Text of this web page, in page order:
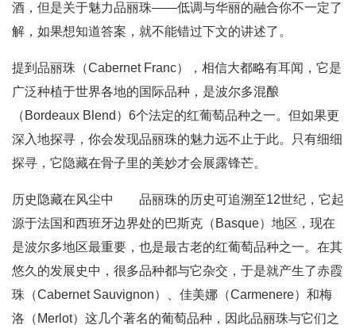
酒，但是关于魅力品丽珠——低调与华丽的融合你不一定了
解，如果想知道答案，就不能错过下文的讲述了。
提到品丽珠（Cabernet Franc），相信大都略有耳闻，它是
广泛种植于世界各地的国际品种，是波尔多混酿
（Bordeaux Blend）6个法定的红葡萄品种之一。但如果更
深入地探寻，你会发现品丽珠的魅力远不止于此。只有细细
探寻，它隐藏在骨子里的美妙才会展露锋芒。
历史隐藏在风尘中 品丽珠的历史可追溯至12世纪，它起
源于法国和西班牙边界处的巴斯克（Basque）地区，现在
是波尔多地区最重要，也是最古老的红葡萄品种之一。在其
悠久的发展史中，很多品种都与它杂交，于是就产生了赤霞
珠（Cabernet Sauvignon）、佳美娜（Carmenere）和梅
洛（Merlot）这几个著名的葡萄品种，因此品丽珠与它们之